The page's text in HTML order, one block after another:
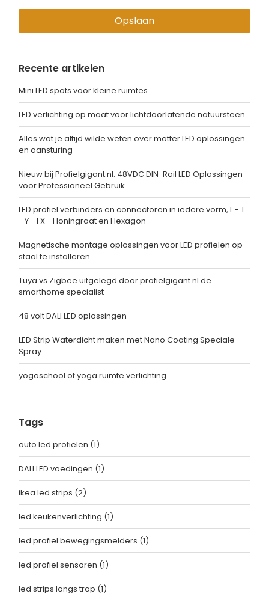
Opslaan
Recente artikelen
Mini LED spots voor kleine ruimtes
LED verlichting op maat voor lichtdoorlatende natuursteen
Alles wat je altijd wilde weten over matter LED oplossingen
en aansturing
Nieuw bij Profielgigant.nl: 48VDC DIN-Rail LED Oplossingen
voor Professioneel Gebruik
LED profiel verbinders en connectoren in iedere vorm, L - T
- Y - I X - Honingraat en Hexagon
Magnetische montage oplossingen voor LED profielen op
staal te installeren
Tuya vs Zigbee uitgelegd door profielgigant.nl de
smarthome specialist
48 volt DALI LED oplossingen
LED Strip Waterdicht maken met Nano Coating Speciale
Spray
yogaschool of yoga ruimte verlichting
Tags
auto led profielen (1)
DALI LED voedingen (1)
ikea led strips (2)
led keukenverlichting (1)
led profiel bewegingsmelders (1)
led profiel sensoren (1)
led strips langs trap (1)